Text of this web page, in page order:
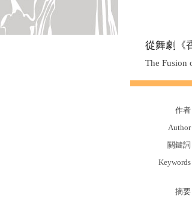
從舞劇《
The Fusion
作者
Author
關鍵詞
Keywords
摘要